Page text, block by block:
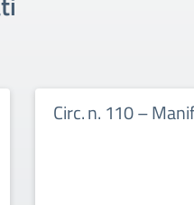
Circ. n. 110 –